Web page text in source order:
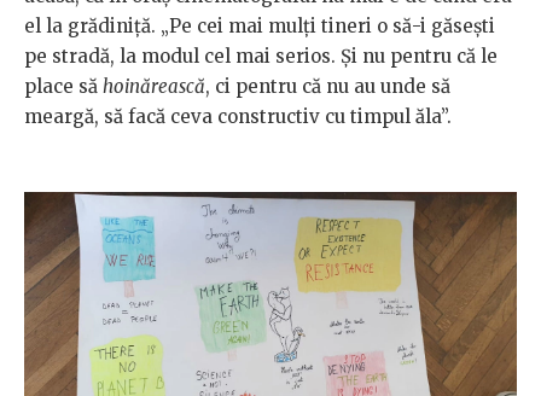
el la grădiniță. „Pe cei mai mulți tineri o să-i găsești
pe stradă, la modul cel mai serios. Și nu pentru că le
place să hoinărească, ci pentru că nu au unde să
meargă, să facă ceva constructiv cu timpul ăla”.